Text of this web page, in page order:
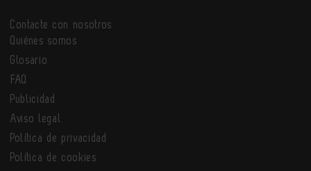
Contacte con nosotros
Quiénes somos
Glosario
FAQ
Publicidad
Aviso legal
Política de privacidad
Política de cookies